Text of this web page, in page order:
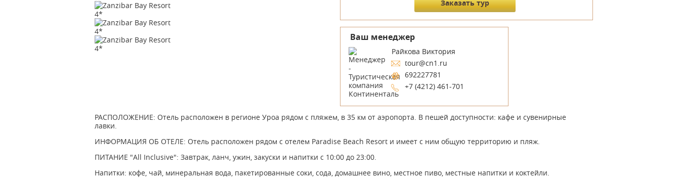
Ваш менеджер
Райкова Виктория
tour@cn1.ru
692227781
+7 (4212) 461-701
РАСПОЛОЖЕНИЕ: Отель расположен в регионе Уроа рядом с пляжем, в 35 км от аэропорта. В пешей доступности: кафе и сувенирные
лавки.
ИНФОРМАЦИЯ ОБ ОТЕЛЕ: Отель расположен рядом с отелем Paradise Beach Resort и имеет с ним общую территорию и пляж.
ПИТАНИЕ "All Inclusive": Завтрак, ланч, ужин, закуски и напитки с 10:00 до 23:00.
Напитки: кофе, чай, минеральная вода, пакетированные соки, сода, домашнее вино, местное пиво, местные напитки и коктейли.